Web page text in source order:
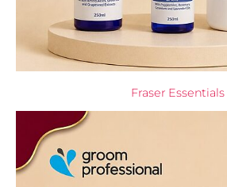
Fraser Essentials